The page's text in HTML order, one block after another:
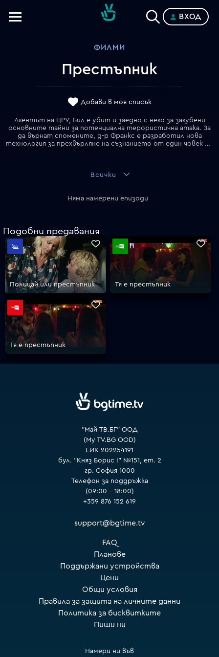
VOYO
ВХОД
ФИЛМИ
Престъпник
Добави в моя списък
Агентът на ЦРУ, Бил е убит и заедно с него за загубени
основните тайни за потенциална терористична атака. За
да върнат спомените, д-р Франкс е разработил нова
технология за прехвърляне на съзнанието от един човек на друг.След смъртта на най-добрия агент от ЦРУ в отдела за тероризма, много опасен международен терорист е на свобода и никой не е достатъчно квалифициран, за да го спре. Агентите са изпражени пред тежката задача да го хванат, но без помоща на покойния им колега това е почти невъзможно. Тогава една странна идея се прокрадва в главите им. Те наемат най-добрия невролог и му възлагат задачата да сложи уменията и спомените на агента в мозъка на неуправновесен затворник. Те вярват, че използвайки неговия мозък в чуждо тяло ще успеят да разрешат случая и да хванат терориста, обаче мисията се оказва по-трудна от очакваното за престъпника. Това е история за едно тяло, два мозъка и една много опасна задача, почти непосилна... Дали един бивши затворник е най-подходящия човек за целта?
Всички
Няма намерени епизоди
Подобни предавания
Полицай или престъпник Тя е престъпник
Тя е престъпник
"Май ТВ.БГ" ООД
(My TV.BG OOD)
ЕИК 202254191
бул. "Княз Борис I" №151, ет. 2
гр. София 1000
Телефон за поддръжка
(09:00 – 18:00)
+359 876 152 619
support@bgtime.tv
FAQ
Планове
Поддържани устройства
Цени
Общи условия
Правила за защита на личните данни
Политика за бисквитките
Пиши ни
Намери ни във